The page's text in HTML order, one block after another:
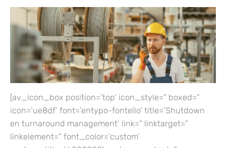
[av_icon_box position=’top’ icon_style=” boxed=”
icon=’ue8df’ font=’entypo-fontello’ title=’Shutdown
en turnaround management’ link=” linktarget=”
linkelement=” font_color=’custom’